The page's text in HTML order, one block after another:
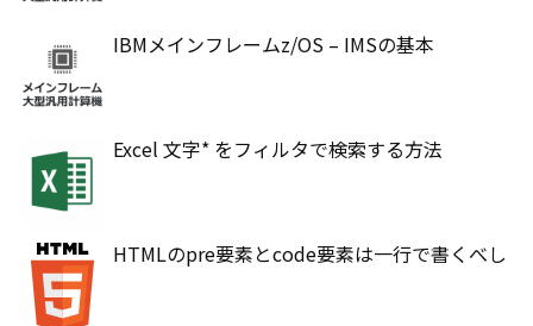
IBMメインフレームz/OS – IMSの基本
Excel 文字* をフィルタで検索する方法
HTMLのpre要素とcode要素は一行で書くべし